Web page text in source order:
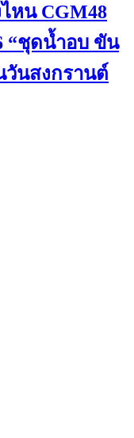
หน CGM48
“ชุดน้ำอบ ขัน
วันสงกรานต์